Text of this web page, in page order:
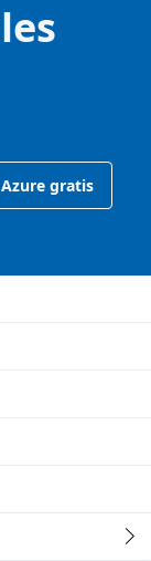
gratis